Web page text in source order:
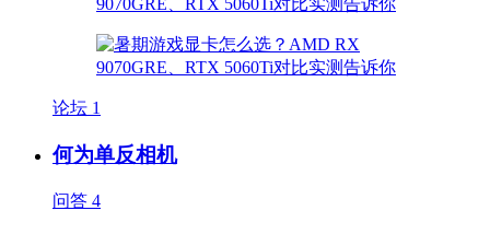
论坛 1
何为单反相机
问答 4